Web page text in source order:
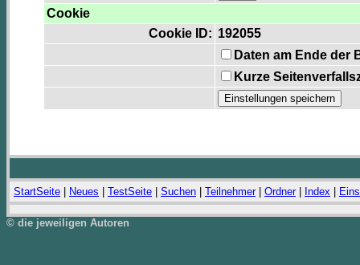
Cookie
Cookie ID: 192055
Daten am Ende der
Kurze
StartSeite Neues TestSeite Suchen Teilnehmer| Ordner| Index
© die jeweiligen Autoren